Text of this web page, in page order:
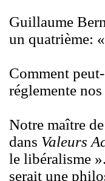
Guillaume
un quatrième:
Comment
réglemente
Notre maître
dans Valeurs
le libéralisme
serait une